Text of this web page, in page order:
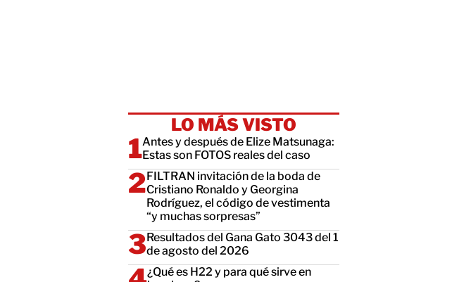
LO MÁS VISTO
Antes y después de Elize Matsunaga:
Estas son FOTOS reales del caso
FILTRAN invitación de la boda de
Cristiano Ronaldo y Georgina
Rodríguez, el código de vestimenta
“y muchas sorpresas”
Resultados del Gana Gato 3043 del 1
de agosto del 2026
¿Qué es H22 y para qué sirve en